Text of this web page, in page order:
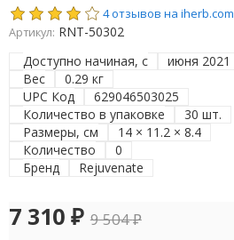
4 отзывов на iherb.com
Артикул: RNT-50302
Доступно начиная, с
июня 2021
Вес
0.29 кг
UPC Код
629046503025
Количество в упаковке
30 шт.
Размеры, см
14 × 11.2 × 8.4
Количество
0
Бренд
Rejuvenate
7 310 ₽ 9 504₽